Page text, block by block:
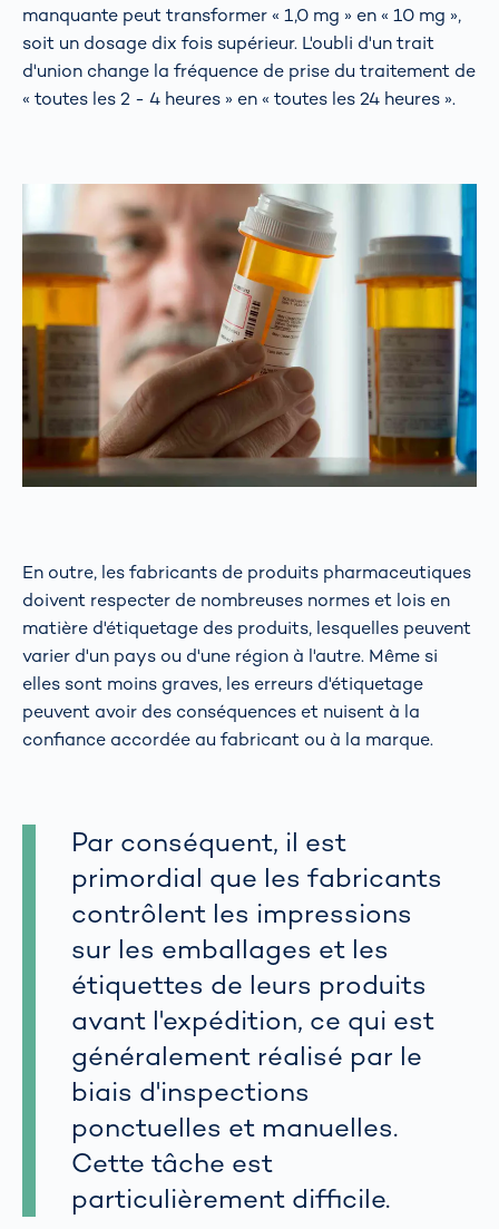
manquante peut transformer « 1,0 mg » en « 10 mg »,
soit un dosage dix fois supérieur. L'oubli d'un trait
d'union change la fréquence de prise du traitement de
« toutes les 2 - 4 heures » en « toutes les 24 heures ».
En outre, les fabricants de produits pharmaceutiques
doivent respecter de nombreuses normes et lois en
matière d'étiquetage des produits, lesquelles peuvent
varier d'un pays ou d'une région à l'autre. Même si
elles sont moins graves, les erreurs d'étiquetage
peuvent avoir des conséquences et nuisent à la
confiance accordée au fabricant ou à la marque.
Par conséquent, il est
primordial que les fabricants
contrôlent les impressions
sur les emballages et les
étiquettes de leurs produits
avant l'expédition, ce qui est
généralement réalisé par le
biais d'inspections
ponctuelles et manuelles.
Cette tâche est
particulièrement difficile.